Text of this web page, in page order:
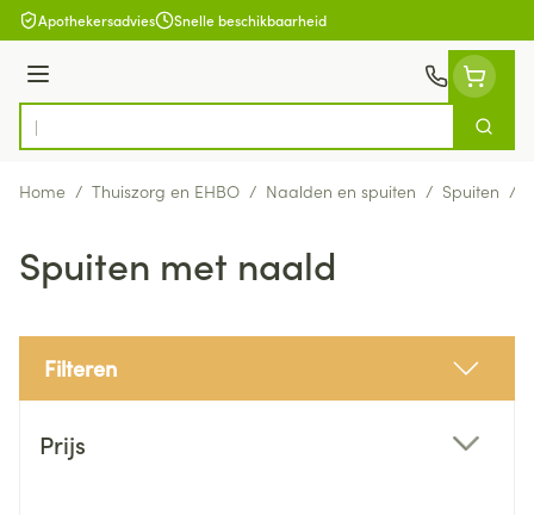
Ga naar de inhoud
Apothekersadvies Snelle beschikbaarheid
Menu
Product, merk, categorie...
Zoek
Home / Thuiszorg en EHBO / Naalden en spuiten / Spuiten /
Spuiten met naald
Filteren
Prijs